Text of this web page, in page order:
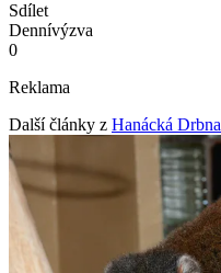
Sdílet
Dennívýzva
0
Reklama
Další články z Hanácká Drbna